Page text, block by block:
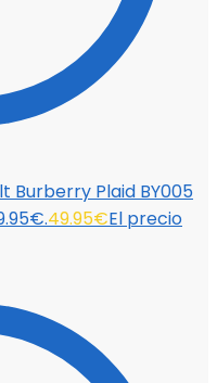
Burberry Plaid BY005
49.95€El precio